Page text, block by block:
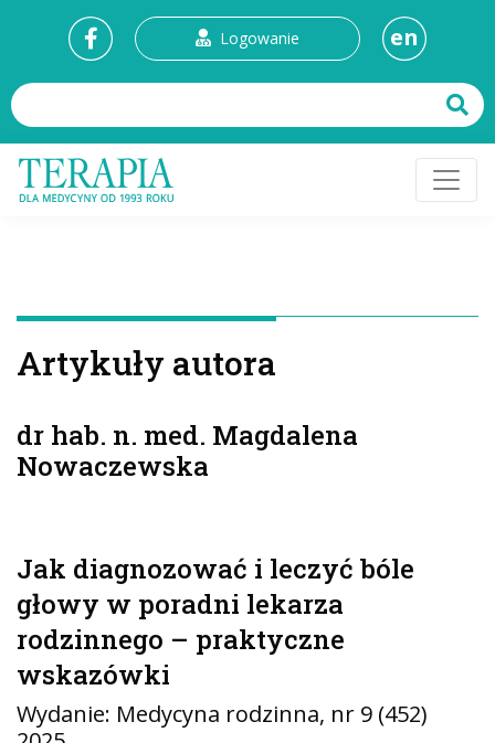
Logowanie en
Artykuły autora
dr hab. n. med. Magdalena
Nowaczewska
Jak diagnozować i leczyć bóle
głowy w poradni lekarza
rodzinnego – praktyczne
wskazówki
Wydanie: Medycyna rodzinna, nr 9 (452)